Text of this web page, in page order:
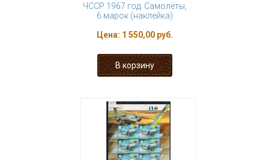
ЧССР 1967 год. Самолёты,
6 марок (наклейка)
Цена: 1 550,00 руб.